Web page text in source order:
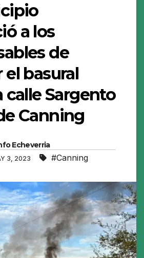
a los
de
el basural
calle Sargento
Canning
Echeverria
3, 2023 #Canning